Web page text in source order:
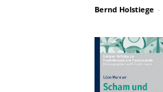
Bernd Holstiege -